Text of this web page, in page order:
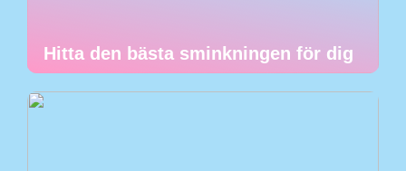
Hitta den bästa sminkningen för dig